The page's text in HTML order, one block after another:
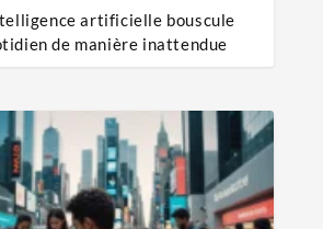
artificielle bouscule
de manière inattendue